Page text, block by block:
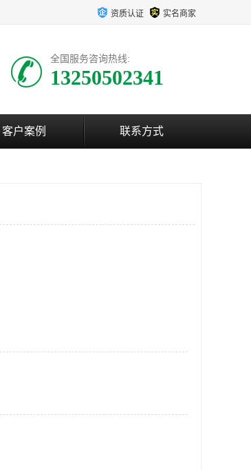
资质认证 实名商家
全国服务咨询热线:
13250502341
客户案例 联系方式